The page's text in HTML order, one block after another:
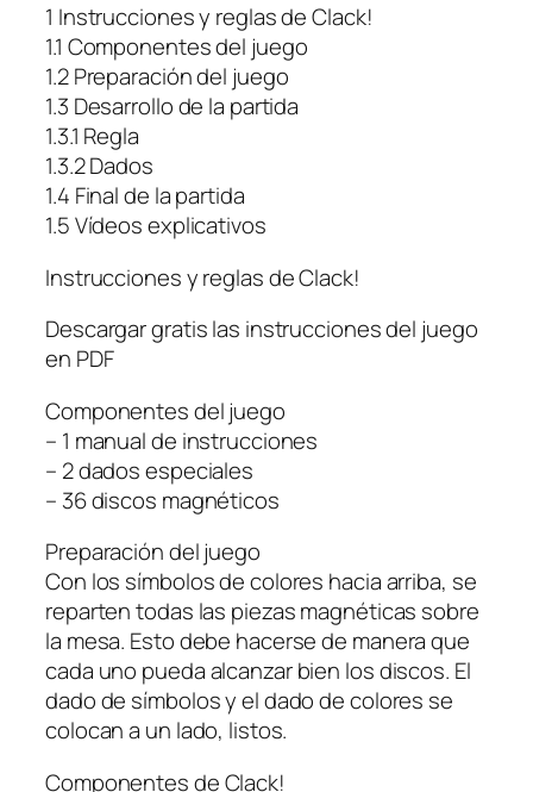
1 Instrucciones y reglas de Clack!
1.1 Componentes del juego
1.2 Preparación del juego
1.3 Desarrollo de la partida
1.3.1 Regla
1.3.2 Dados
1.4 Final de la partida
1.5 Vídeos explicativos
Instrucciones y reglas de Clack!
Descargar gratis las instrucciones del juego
en PDF
Componentes del juego
– 1 manual de instrucciones
– 2 dados especiales
– 36 discos magnéticos
Preparación del juego
Con los símbolos de colores hacia arriba, se
reparten todas las piezas magnéticas sobre
la mesa. Esto debe hacerse de manera que
cada uno pueda alcanzar bien los discos. El
dado de símbolos y el dado de colores se
colocan a un lado, listos.
Componentes de Clack!